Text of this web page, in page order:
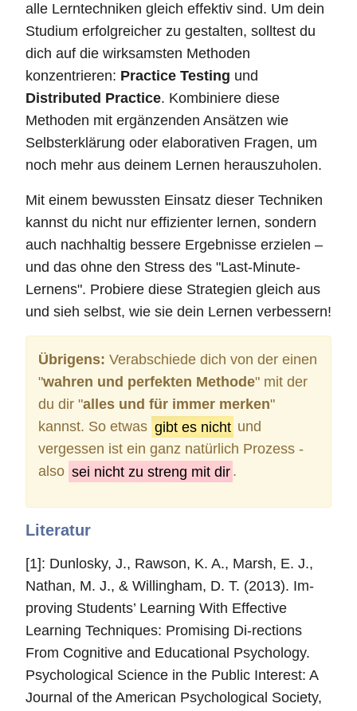
alle Lerntechniken gleich effektiv sind. Um dein
Studium erfolgreicher zu gestalten, solltest du
dich auf die wirksamsten Methoden
konzentrieren: Practice Testing und
Distributed Practice. Kombiniere diese
Methoden mit ergänzenden Ansätzen wie
Selbsterklärung oder elaborativen Fragen, um
noch mehr aus deinem Lernen herauszuholen.
Mit einem bewussten Einsatz dieser Techniken
kannst du nicht nur effizienter lernen, sondern
auch nachhaltig bessere Ergebnisse erzielen –
und das ohne den Stress des "Last-Minute-
Lernens". Probiere diese Strategien gleich aus
und sieh selbst, wie sie dein Lernen verbessern!
Übrigens: Verabschiede dich von der einen
"wahren und perfekten Methode" mit der
du dir "alles und für immer merken"
kannst. So etwas gibt es nicht und
vergessen ist ein ganz natürlich Prozess -
also sei nicht zu streng mit dir .
Literatur
[1]: Dunlosky, J., Rawson, K. A., Marsh, E. J.,
Nathan, M. J., & Willingham, D. T. (2013). Im-
proving Students’ Learning With Effective
Learning Techniques: Promising Di-rections
From Cognitive and Educational Psychology.
Psychological Science in the Public Interest: A
Journal of the American Psychological Society,